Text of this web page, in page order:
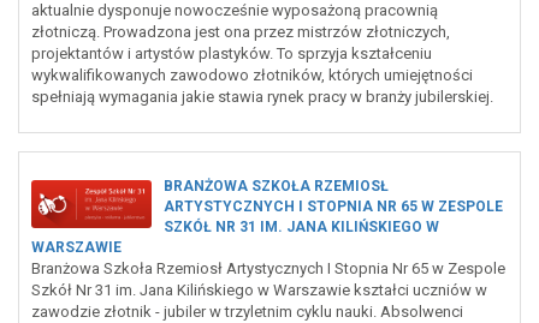
aktualnie dysponuje nowocześnie wyposażoną pracownią
złotniczą. Prowadzona jest ona przez mistrzów złotniczych,
projektantów i artystów plastyków. To sprzyja kształceniu
wykwalifikowanych zawodowo złotników, których umiejętności
spełniają wymagania jakie stawia rynek pracy w branży jubilerskiej.
BRANŻOWA SZKOŁA RZEMIOSŁ
ARTYSTYCZNYCH I STOPNIA NR 65 W ZESPOLE
SZKÓŁ NR 31 IM. JANA KILIŃSKIEGO W
WARSZAWIE
Branżowa Szkoła Rzemiosł Artystycznych I Stopnia Nr 65 w Zespole
Szkół Nr 31 im. Jana Kilińskiego w Warszawie kształci uczniów w
zawodzie złotnik - jubiler w trzyletnim cyklu nauki. Absolwenci